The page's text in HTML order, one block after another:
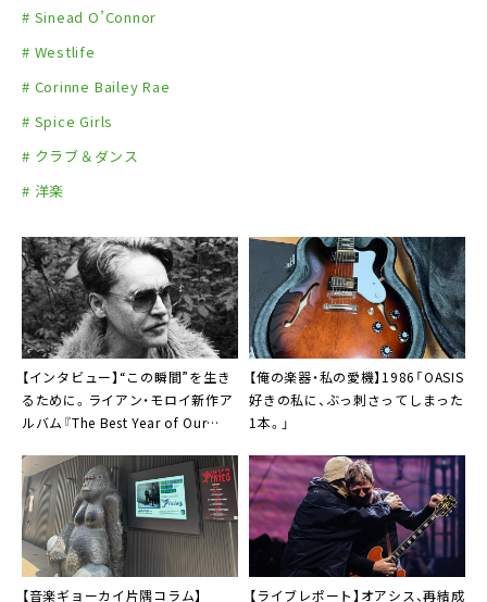
# Sinead O’Connor
# Westlife
# Corinne Bailey Rae
# Spice Girls
# クラブ＆ダンス
# 洋楽
【インタビュー】“この瞬間”を生き
るために。ライアン・モロイ新作ア
ルバム『The Best Year of Our
【俺の楽器・私の愛機】1986「OASIS
好きの私に、ぶっ刺さってしまった
1本。」
【音楽ギョーカイ片隅コラム】 【ライブレポート】オアシス、再結成